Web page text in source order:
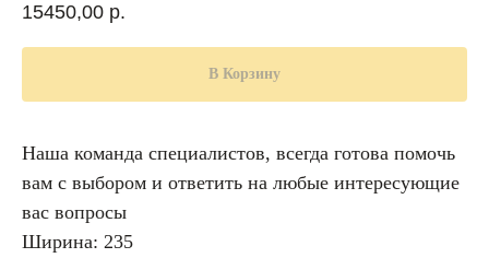
15450,00 р.
В Корзину
Наша команда специалистов, всегда готова помочь
вам с выбором и ответить на любые интересующие
вас вопросы
Ширина: 235